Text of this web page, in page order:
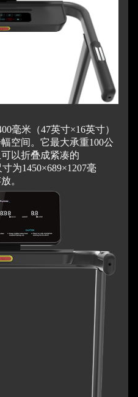
毫米（47英寸×16英寸）
空间。它最大承重100公
以折叠成紧凑的
为1450×689×1207毫
。